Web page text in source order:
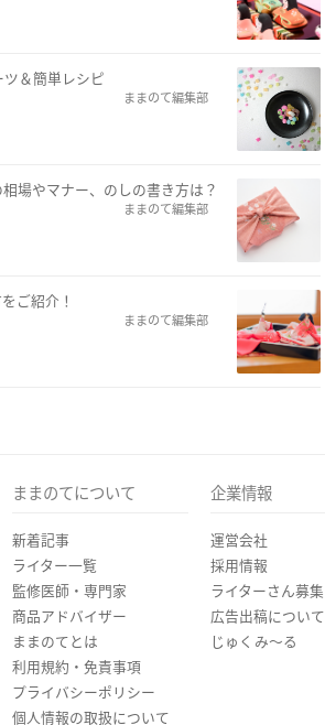
ツ＆簡単レシピ
ままのて編集部
場やマナー、のしの書き方は？
ままのて編集部
ご紹介！
ままのて編集部
ままのてについて
新着記事
ライター一覧
監修医師・専門家
商品アドバイザー
ままのてとは
利用規約・免責事項
プライバシーポリシー
個人情報の取扱について
企業情報
運営会社
採用情報
ライターさん募集
広告出稿について
じゅくみ〜る